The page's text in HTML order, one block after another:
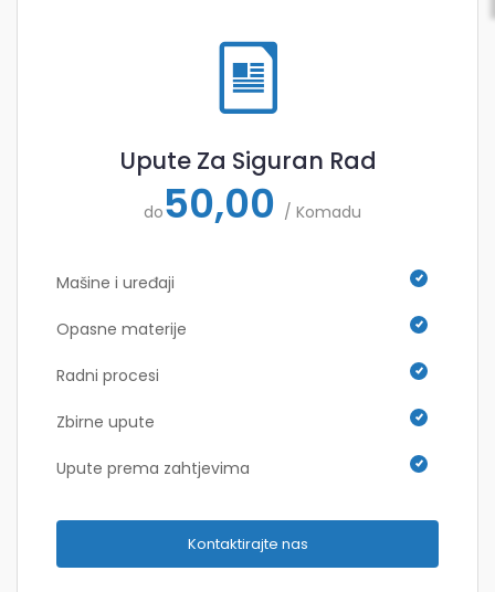
Upute Za Siguran Rad
do50,00 / Komadu
Mašine i uređaji
Opasne materije
Radni procesi
Zbirne upute
Upute prema zahtjevima
Kontaktirajte nas